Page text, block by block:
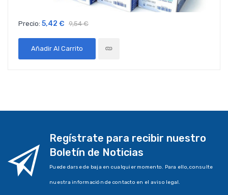
Precio: 5,42 € 9,54 €
Añadir Al Carrito
Regístrate para recibir nuestro
Boletín de Noticias
Puede darse de baja en cualquier momento. Para ello, consulte
nuestra información de contacto en el aviso legal.